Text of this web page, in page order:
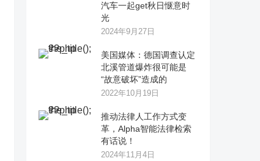
汽车一起get秋日惬意时
光
2024年9月27日
美国媒体：德国调查认定
北溪管道爆炸很可能是
“故意破坏”造成的
2022年10月19日
推动法律人工作方式变
革，Alpha智能法律检索
有话说！
2024年11月4日